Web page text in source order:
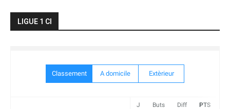
LIGUE 1 CI
Classement A domicile Extèrieur
J Buts Diff PTS